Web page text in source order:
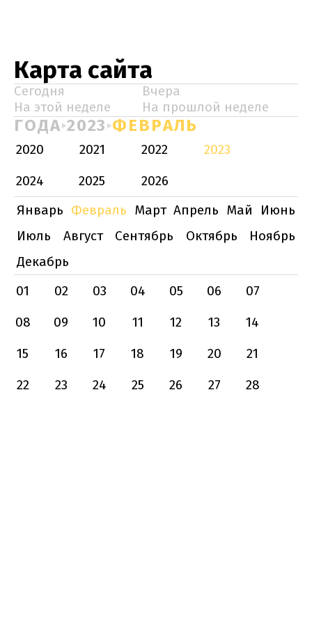
Карта сайта
Сегодня
Вчера
На этой неделе
На прошлой неделе
ГОДА 2023 ФЕВРАЛЬ
2020 2021 2022
2023
2024
2025
2026
Январь Февраль Март Апрель Май
Июнь
Июль
Август Сентябрь Октябрь
Ноябрь
Декабрь
01
02 03 04 05 06
07
08
09 10 11 12 13
14
15
16 17 18 19 20
21
22
23 24 25 26 27 28